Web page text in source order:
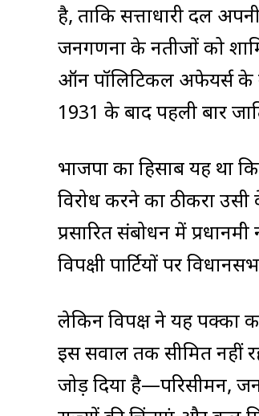
है, ताकि सत्ताधारी दल
जनगणना के नतीजों को
ऑन पॉलिटिकल अफेयर्स के
1931 के बाद पहली बार
भाजपा का हिसाब यह था
विरोध करने का ठीकरा
प्रसारित संबोधन में
विपक्षी पार्टियों पर
लेकिन विपक्ष ने यह पक्का
इस सवाल तक सीमित नहीं
जोड़ दिया है—परिसीमन,